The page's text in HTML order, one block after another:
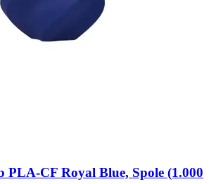
PLA-​CF Royal Blue, Spole (1.000